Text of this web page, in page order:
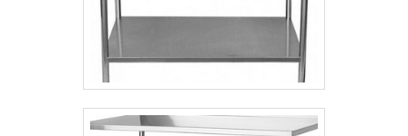
comercialização de equipamentos em inox
para cozinhas industriais. Prezando pelo
que há de mais moderno, traz inovações e
variedades em caldeirão industrial e mesa
assertividade. Para tal sucesso, a empresa